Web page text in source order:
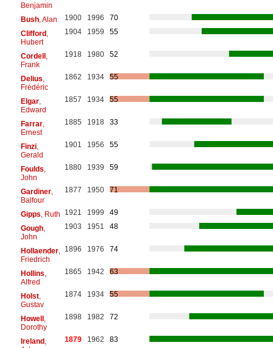
Benjamin
Bush, Alan 1900 1996
70
Clifford,
Hubert
1904 1959 55
Cordell,
Frank
1918 1980 52
Delius
Frédéric
1862 1934 55
Elgar,
Edward
1857 1934 55
Farrar,
Ernest
1885 1918 33
Finzi,
Gerald
1901 1956 55
Foulds
John
1880 1939 59
Gardiner,
Balfour
1877 1950 71
Gipps , Ruth 1921 1999
49
Gough,
John
1903 1951 48
Hollaender,
Friedrich
1896 1976 74
Hollins
Alfred
1865 1942 63
Holst,
Gustav
1874 1934 55
Howell,
Dorothy
1898 1982 72
Ireland,
1879 1962 83